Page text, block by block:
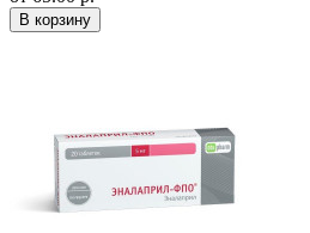
В корзину